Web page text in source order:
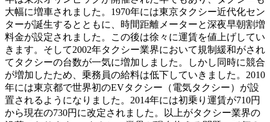
大幅に増車されました。1970年には東京タクシー近代化セン
ターが誕生するとともに、時間距離メーターと深夜早朝割増
料金が設定されました。この後は徐々に運賃を値上げしてい
きます。そして2002年タクシー業界において規制緩和がされ
てタクシーの台数が一気に増加しました。しかし同時に競合
が増加したため、乗務員の給料は低下していきました。2010
年には東京都で世界初のEVタクシー（電気タクシー）が設
置されるようになりました。2014年には初乗り運賃が710円
から現在の730円に改定されました。以上がタクシー業界の